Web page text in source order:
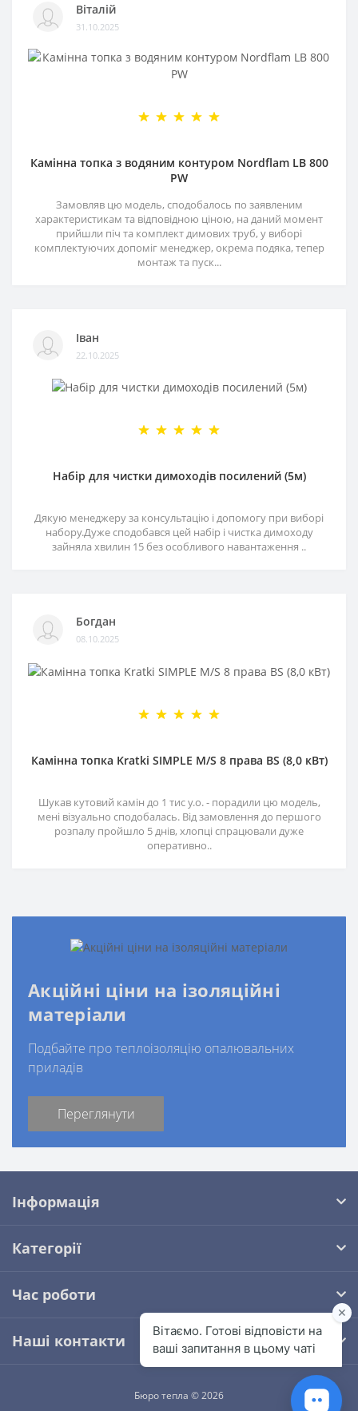
Віталій
31.10.2025
Камінна топка з водяним контуром Nordflam LB 800
PW
Замовляв цю модель, сподобалось по заявленим
характеристикам та відповідною ціною, на даний момент
прийшли піч та комплект димових труб, у виборі
комплектуючих допоміг менеджер, окрема подяка, тепер
монтаж та пуск...
Іван
22.10.2025
Набір для чистки димоходів посилений (5м)
Дякую менеджеру за консультацію і допомогу при виборі
набору.Дуже сподобався цей набір і чистка димоходу
зайняла хвилин 15 без особливого навантаження ..
Богдан
08.10.2025
Камінна топка Kratki SIMPLE M/S 8 права BS (8,0 кВт)
Шукав кутовий камін до 1 тис у.о. - порадили цю модель,
мені візуально сподобалась. Від замовлення до першого
розпалу пройшло 5 днів, хлопці спрацювали дуже
оперативно..
Акційні ціни на ізоляційні
матеріали
Подбайте про теплоізоляцію опалювальних
приладів
Переглянути
Інформація
Категорії
Час роботи
Наші контакти
Бюро тепла © 2026